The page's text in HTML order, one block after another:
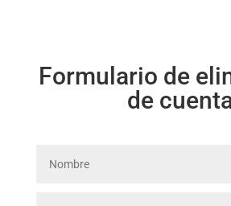
Formulario de
de